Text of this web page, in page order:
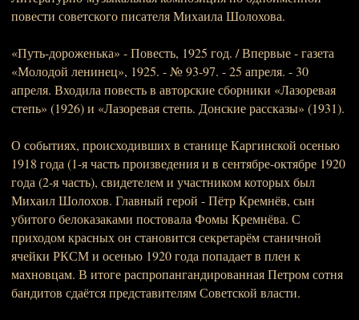
повести советского писателя Михаила Шолохова.
«Путь-дороженька» - Повесть, 1925 год. / Впервые - газета
«Молодой ленинец», 1925. - № 93-97. - 25 апреля. - 30
апреля. Входила повесть в авторские сборники «Лазоревая
степь» (1926) и «Лазоревая степь. Донские рассказы» (1931).
О событиях, происходивших в станице Каргинской осенью
1918 года (1-я часть произведения и в сентябре-октябре 1920
года (2-я часть), свидетелем и участником которых был
Михаил Шолохов. Главный герой - Пётр Кремнёв, сын
убитого белоказаками постовала Фомы Кремнёва. С
приходом красных он становится секретарём станичной
ячейки РКСМ и осенью 1920 года попадает в плен к
махновцам. В итоге распропангандированная Петром сотня
бандитов сдаётся представителям Советской власти.